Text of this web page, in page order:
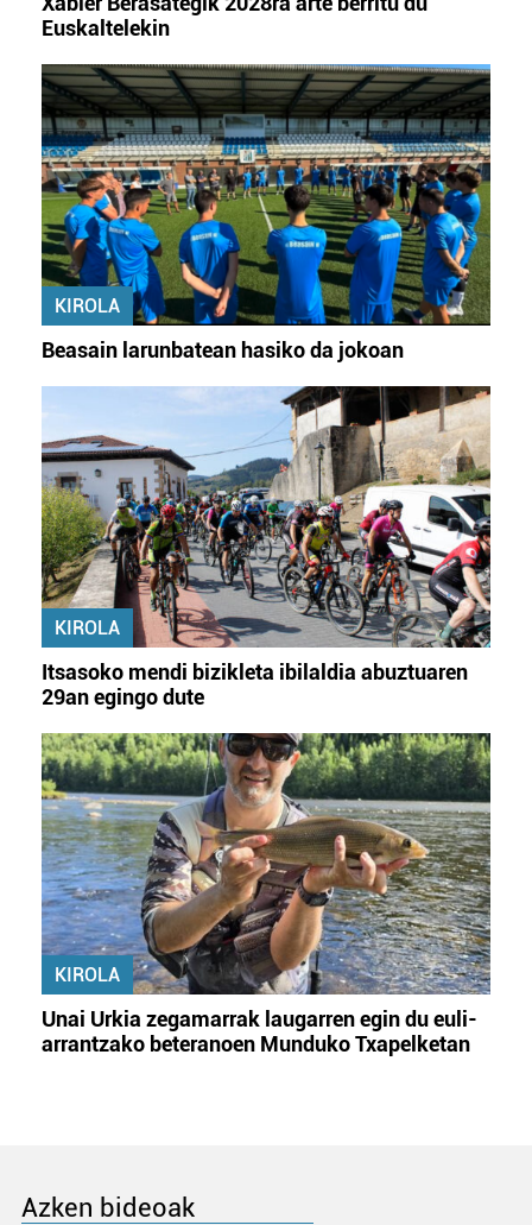
Euskaltelekin
KIROLA
Beasain larunbatean hasiko da jokoan
KIROLA
Itsasoko mendi bizikleta ibilaldia abuztuaren
29an egingo dute
KIROLA
Unai Urkia zegamarrak laugarren egin du euli-
arrantzako beteranoen Munduko Txapelketan
Azken bideoak